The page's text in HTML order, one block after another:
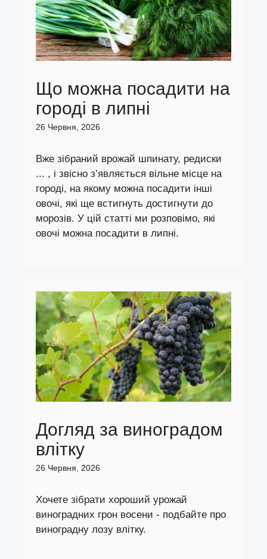
Що можна посадити на
городі в липні
26 Червня, 2026
Вже зібраний врожай шпинату, редиски
... , і звісно з’являється вільне місце на
городі, на якому можна посадити інші
овочі, які ще встигнуть достигнути до
морозів. У цій статті ми розповімо, які
овочі можна посадити в липні.
Догляд за виноградом
влітку
26 Червня, 2026
Хочете зібрати хороший урожай
виноградних грон восени - подбайте про
виноградну лозу влітку.